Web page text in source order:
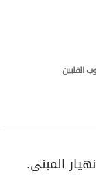
المبنى.